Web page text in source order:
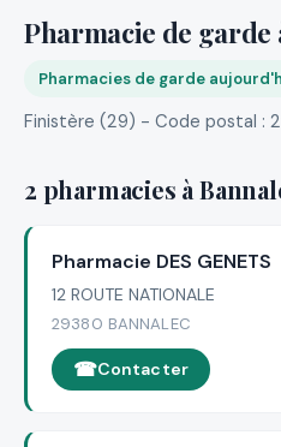
Pharmacie de garde
Pharmacies de garde
Finistère (29) - Code postal :
2 pharmacies à
Pharmacie DES GENETS
12 ROUTE NATIONALE
29380 BANNALEC
Contacter